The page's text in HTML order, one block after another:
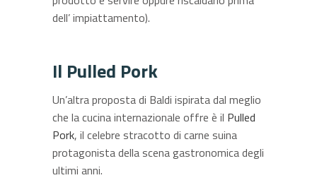
dell’ impiattamento).
Il Pulled Pork
Un’altra proposta di Baldi ispirata dal meglio
che la cucina internazionale offre è il Pulled
Pork, il celebre stracotto di carne suina
protagonista della scena gastronomica degli
ultimi anni.